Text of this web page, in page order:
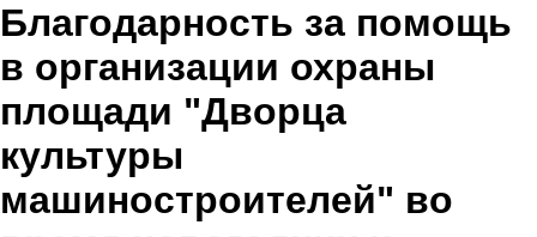
Благодарность за помощь
в организации охраны
площади "Дворца
культуры
машиностроителей" во